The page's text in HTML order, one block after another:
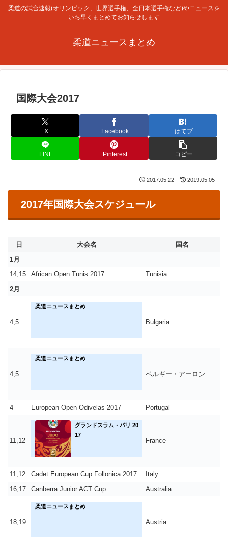
柔道の試合速報(オリンピック、世界選手権、全日本選手権など)やニュースを
いち早くまとめてお知らせします
柔道ニュースまとめ
国際大会2017
X Facebook はてブ
LINE Pinterest コピー
2017.05.22 2019.05.05
2017年国際大会スケジュール
日 大会名
国名
1月
14,15
African Open Tunis 2017
Tunisia
2月
4,5
柔道ニュースまとめ
Bulgaria
4,5
柔道ニュースまとめ
ベルギー・アーロン
4 European Open Odivelas 2017 Portugal
11,12
グランドスラム・パリ 20
17
France
11,12 Cadet European Cup Follonica 2017
Italy
16,17
Canberra Junior ACT Cup Australia
18,19
柔道ニュースまとめ
Austria